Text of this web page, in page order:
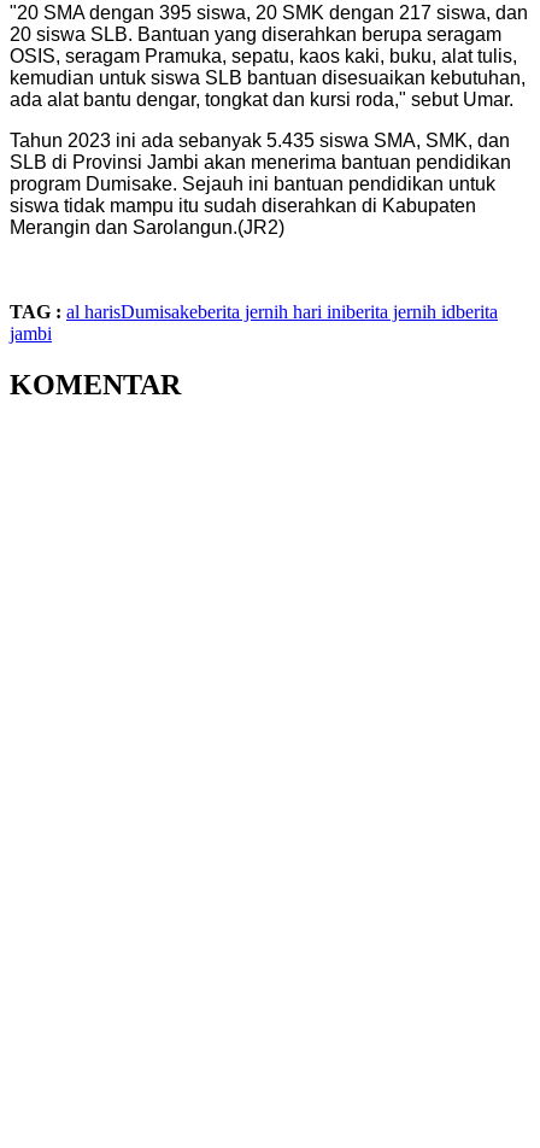
"20 SMA dengan 395 siswa, 20 SMK dengan 217 siswa, dan
20 siswa SLB. Bantuan yang diserahkan berupa seragam
OSIS, seragam Pramuka, sepatu, kaos kaki, buku, alat tulis,
kemudian untuk siswa SLB bantuan disesuaikan kebutuhan,
ada alat bantu dengar, tongkat dan kursi roda," sebut Umar.
Tahun 2023 ini ada sebanyak 5.435 siswa SMA, SMK, dan
SLB di Provinsi Jambi akan menerima bantuan pendidikan
program Dumisake. Sejauh ini bantuan pendidikan untuk
siswa tidak mampu itu sudah diserahkan di Kabupaten
Merangin dan Sarolangun.(JR2)
TAG : al harisDumisakeberita jernih hari iniberita jernih idberita
jambi
KOMENTAR